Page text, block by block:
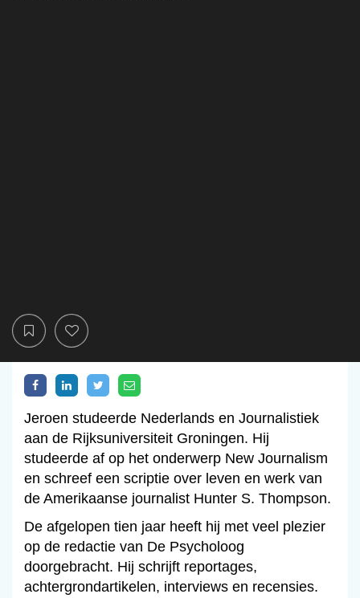
Jeroen studeerde Nederlands en Journalistiek
aan de Rijksuniversiteit Groningen. Hij
studeerde af op het onderwerp New Journalism
en schreef een scriptie over leven en werk van
de Amerikaanse journalist Hunter S. Thompson.
De afgelopen tien jaar heeft hij met veel plezier
op de redactie van De Psycholoog
doorgebracht. Hij schrijft reportages,
achtergrondartikelen, interviews en recensies.